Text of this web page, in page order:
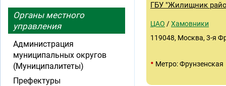
ГБУ "Жилищник
ЦАО /Хамовники
119048, Москва, 3-я
• Метро: Фрунзенская
Органы местного
управления
Администрация
муниципальных округов
(Муниципалитеты)
Префектуры